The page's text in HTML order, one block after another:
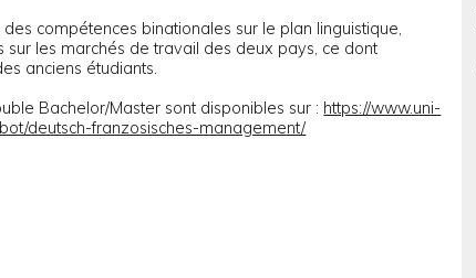
compétences binationales sur le plan linguistique,
sur les marchés de travail des deux pays, ce dont
anciens étudiants.
Bachelor/Master sont disponibles sur : https://www.uni-
deutsch-franzosisches-management/